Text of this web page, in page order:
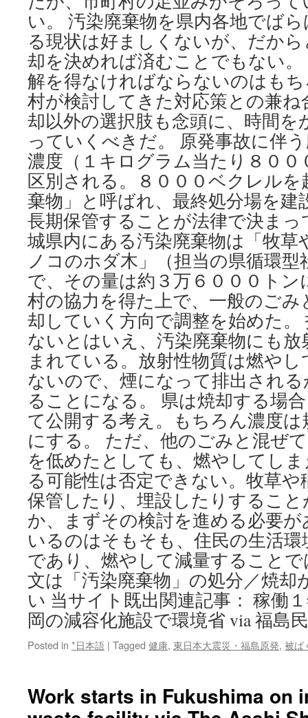
い。 汚染廃棄物を県内各地でば
る現状は好ましくないが、だか
却を決めれば済むことでもない
解を得なければならないのはも
村が検討してきた対応策との兼
却以外の選択肢も念頭に、時間を
っていくべきだ。 原発事故に伴
濃度（１キログラム当たり８０
区別される。８０００ベクレル
棄物」と呼ばれ、最終処分場を建
長期保管することが法律で決まっ
城県内にある汚染廃棄物は「牧草
ノコのホダ木」（担当の県循環型
で、その量は約３万６０００トン
村の協力を得た上で、一般のご
却していく方向で調整を始めた。
ないとはいえ、汚染廃棄物にも
まれている。放射性物質は燃や
ないので、煙になって排出され
ることになる。 県は焼却する場
て公開する考え。もちろん濃度
にする。 ただ、他のごみと混ぜ
を低めたとしても、燃やしてし
る可能性は否定できない。牧草
保管したり、埋設したりするこ
か、まずその検討を進める必要
いるのはそもそも、住民の生活
であり、燃やして減量すること
文は「汚染廃棄物」の処分／焼却
い 当サイト既出関連記事： 稼働
岡の減容化施設で環境省 via 福島
Posted in *日本語 | Tagged 健康, 東日本大震災・福島原発, 被ば
Work starts in Fukushima on